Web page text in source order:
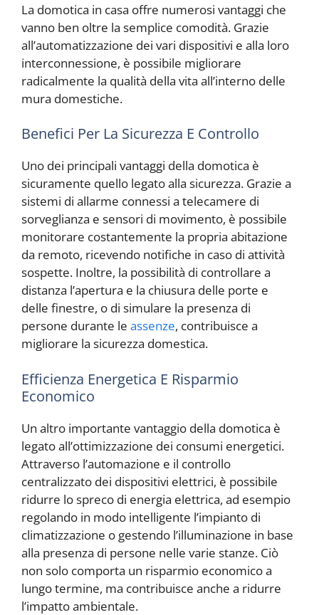
La domotica in casa offre numerosi vantaggi che
vanno ben oltre la semplice comodità. Grazie
all’automatizzazione dei vari dispositivi e alla loro
interconnessione, è possibile migliorare
radicalmente la qualità della vita all’interno delle
mura domestiche.
Benefici Per La Sicurezza E Controllo
Uno dei principali vantaggi della domotica è
sicuramente quello legato alla sicurezza. Grazie a
sistemi di allarme connessi a telecamere di
sorveglianza e sensori di movimento, è possibile
monitorare costantemente la propria abitazione
da remoto, ricevendo notifiche in caso di attività
sospette. Inoltre, la possibilità di controllare a
distanza l’apertura e la chiusura delle porte e
delle finestre, o di simulare la presenza di
persone durante le assenze, contribuisce a
migliorare la sicurezza domestica.
Efficienza Energetica E Risparmio
Economico
Un altro importante vantaggio della domotica è
legato all’ottimizzazione dei consumi energetici.
Attraverso l’automazione e il controllo
centralizzato dei dispositivi elettrici, è possibile
ridurre lo spreco di energia elettrica, ad esempio
regolando in modo intelligente l’impianto di
climatizzazione o gestendo l’illuminazione in base
alla presenza di persone nelle varie stanze. Ciò
non solo comporta un risparmio economico a
lungo termine, ma contribuisce anche a ridurre
l’impatto ambientale.